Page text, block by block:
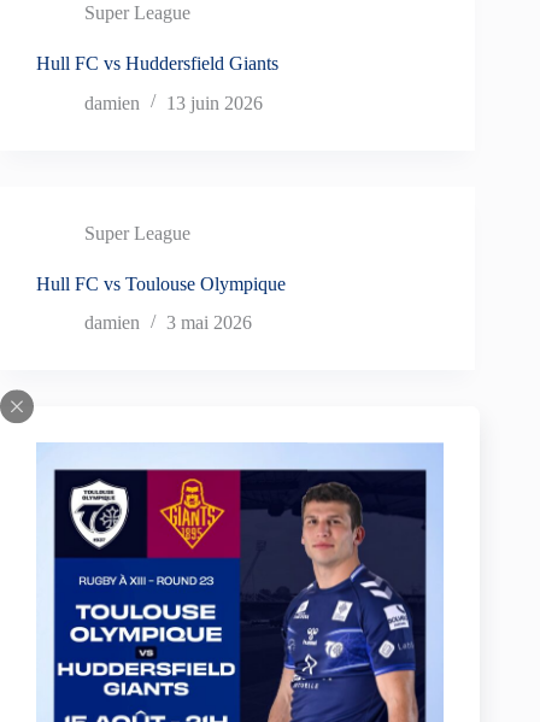
Super League
Hull FC vs Huddersfield Giants
damien
13 juin 2026
Super League
Hull FC vs Toulouse Olympique
damien
3 mai 2026
Hull FC vs St Helens Saints
damien
16 avril 2026
Super League